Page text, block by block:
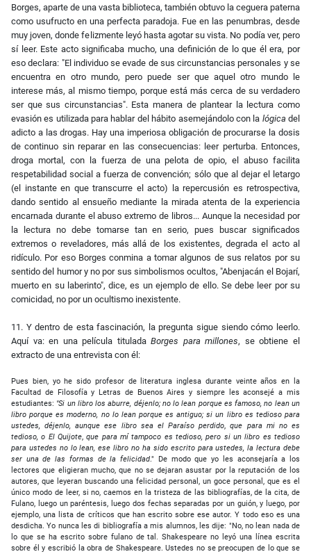
Borges, aparte de una vasta biblioteca, también obtuvo la ceguera paterna
como usufructo en una perfecta paradoja. Fue en las penumbras, desde
muy joven, donde felizmente leyó hasta agotar su vista. No podía ver, pero
sí leer. Este acto significaba mucho, una definición de lo que él era, por
eso declara: "El individuo se evade de sus circunstancias personales y se
encuentra en otro mundo, pero puede ser que aquel otro mundo le
interese más, al mismo tiempo, porque está más cerca de su verdadero
ser que sus circunstancias". Esta manera de plantear la lectura como
evasión es utilizada para hablar del hábito asemejándolo con la lógica del
adicto a las drogas. Hay una imperiosa obligación de procurarse la dosis
de continuo sin reparar en las consecuencias: leer perturba. Entonces,
droga mortal, con la fuerza de una pelota de opio, el abuso facilita
respetabilidad social a fuerza de convención; sólo que al dejar el letargo
(el instante en que transcurre el acto) la repercusión es retrospectiva,
dando sentido al ensueño mediante la mirada atenta de la experiencia
encarnada durante el abuso extremo de libros... Aunque la necesidad por
la lectura no debe tomarse tan en serio, pues buscar significados
extremos o reveladores, más allá de los existentes, degrada el acto al
ridículo. Por eso Borges conmina a tomar algunos de sus relatos por su
sentido del humor y no por sus simbolismos ocultos, "Abenjacán el Bojarí,
muerto en su laberinto", dice, es un ejemplo de ello. Se debe leer por su
comicidad, no por un ocultismo inexistente.
11. Y dentro de esta fascinación, la pregunta sigue siendo cómo leerlo.
Aquí va: en una película tituladaBorges para millones, se obtiene el
extracto de una entrevista con él:
Pues bien, yo he sido profesor de literatura inglesa durante veinte años en la
Facultad de Filosofía y Letras de Buenos Aires y siempre les aconsejé a mis
estudiantes: "Si un libro los aburre, déjenlo; no lo lean porque es famoso, no lean un
libro porque es moderno, no lo lean porque es antiguo; si un libro es tedioso para
ustedes, déjenlo, aunque ese libro sea el Paraíso perdido,que para mi no es
tedioso, o El Quijote,que para mí tampoco es tedioso, pero si un libro es tedioso
para ustedes no lo lean, ese libro no ha sido escrito para ustedes, la lectura debe
ser una de las formas de la felicidad." De modo que yo les aconsejaría a los
lectores que eligieran mucho, que no se dejaran asustar por la reputación de los
autores, que leyeran buscando una felicidad personal, un goce personal, que es el
único modo de leer, si no, caemos en la tristeza de las bibliografías, de la cita, de
Fulano, luego un paréntesis, luego dos fechas separadas por un guión, y luego, por
ejemplo, una lista de críticos que han escrito sobre ese autor. Y todo eso es una
desdicha. Yo nunca les di bibliografía a mis alumnos, les dije: "No, no lean nada de
lo que se ha escrito sobre fulano de tal. Shakespeare no leyó una línea escrita
sobre él y escribió la obra de Shakespeare. Ustedes no se preocupen de lo que se